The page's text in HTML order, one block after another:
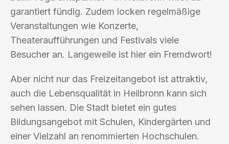
garantiert fündig. Zudem locken regelmäßige
Veranstaltungen wie Konzerte,
Theateraufführungen und Festivals viele
Besucher an. Langeweile ist hier ein Fremdwort!
Aber nicht nur das Freizeitangebot ist attraktiv,
auch die Lebensqualität in Heilbronn kann sich
sehen lassen. Die Stadt bietet ein gutes
Bildungsangebot mit Schulen, Kindergärten und
einer Vielzahl an renommierten Hochschulen.